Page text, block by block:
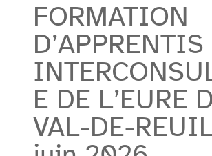
FORMATION
D’APPRENTIS
E DE L’EURE
VAL-DE-